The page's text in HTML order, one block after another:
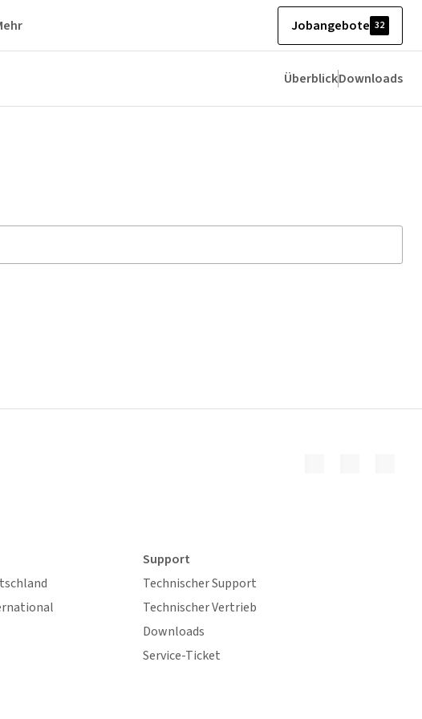
Jobangebote 32
ÜberblickDownloads
Support
Technischer Support
Technischer Vertrieb
Downloads
Service-Ticket